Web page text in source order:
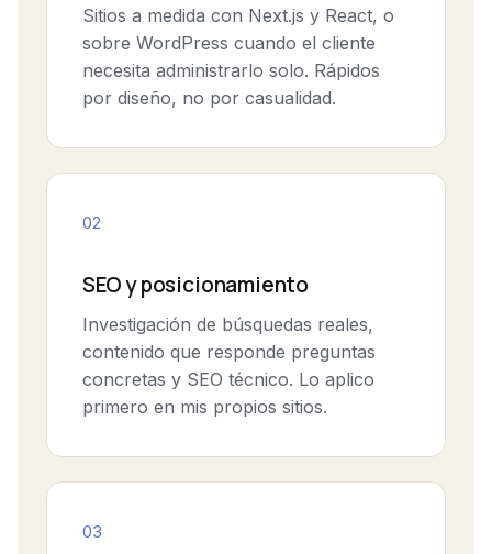
Sitios a medida con Next.js y React, o
sobre WordPress cuando el cliente
necesita administrarlo solo. Rápidos
por diseño, no por casualidad.
02
SEO y posicionamiento
Investigación de búsquedas reales,
contenido que responde preguntas
concretas y SEO técnico. Lo aplico
primero en mis propios sitios.
03